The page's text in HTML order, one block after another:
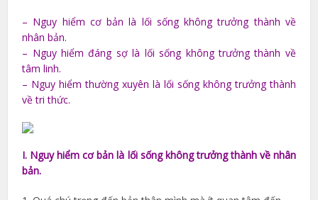
– Nguy hiểm cơ bản là lối sống không trưởng thành về
nhân bản.
– Nguy hiểm đáng sợ là lối sống không trưởng thành về
tâm linh.
– Nguy hiểm thường xuyên là lối sống không trưởng thành
về tri thức.
I. Nguy hiểm cơ bản là lối sống không trưởng thành về nhân
bản.